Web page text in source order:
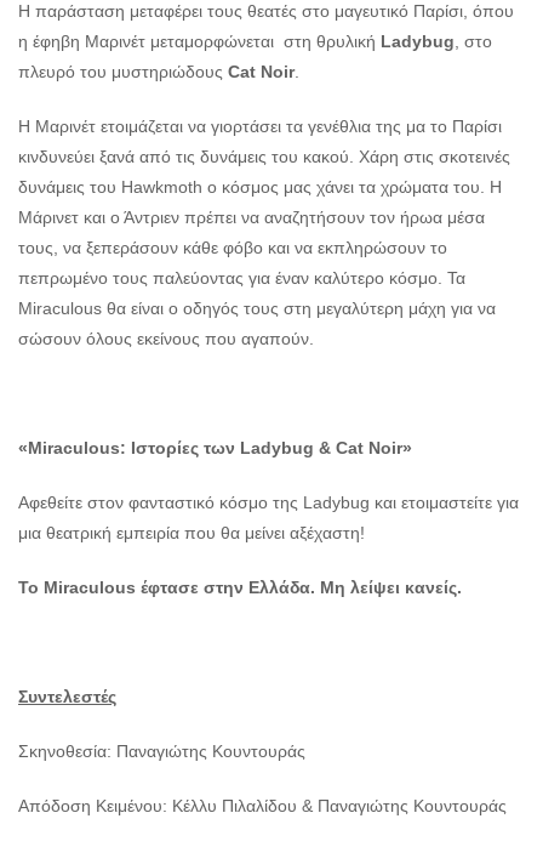
Η παράσταση μεταφέρει τους θεατές στο μαγευτικό Παρίσι, όπου
η έφηβη Μαρινέτ μεταμορφώνεται στη θρυλική Ladybug , στο
πλευρό του μυστηριώδους Cat Noir.
Η Μαρινέτ ετοιμάζεται να γιορτάσει τα γενέθλια της μα το Παρίσι
κινδυνεύει ξανά από τις δυνάμεις του κακού. Χάρη στις σκοτεινές
δυνάμεις του Hawkmoth o κόσμος μας χάνει τα χρώματα του. Η
Μάρινετ και ο Άντριεν πρέπει να αναζητήσουν τον ήρωα μέσα
τους, να ξεπεράσουν κάθε φόβο και να εκπληρώσουν το
πεπρωμένο τους παλεύοντας για έναν καλύτερο κόσμο. Τα
Miraculous θα είναι ο οδηγός τους στη μεγαλύτερη μάχη για να
σώσουν όλους εκείνους που αγαπούν.
«Miraculous: Ιστορίες των Ladybug & Cat Noir»
Aφεθείτε στον φανταστικό κόσμο της Ladybug και ετοιμαστείτε για
μια θεατρική εμπειρία που θα μείνει αξέχαστη!
Το Miraculous έφτασε στην Ελλάδα. Μη λείψει κανείς.
Συντελεστές
Σκηνοθεσία: Παναγιώτης Κουντουράς
Απόδοση Κειμένου: Κέλλυ Πιλαλίδου & Παναγιώτης Κουντουράς